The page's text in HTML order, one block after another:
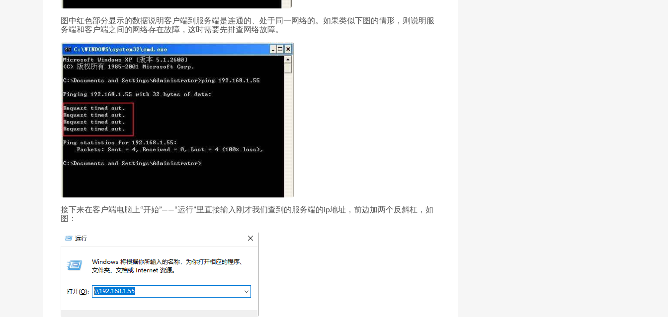
图中红色部分显示的数据说明客户端到服务端是连通的、处于同一网络的。如果类似下图的情形，则说明服
务端和客户端之间的网络存在故障，这时需要先排查网络故障。
接下来在客户端电脑上“开始”——“运行”里直接输入刚才我们查到的服务端的ip地址，前边加两个反斜杠，如
图：